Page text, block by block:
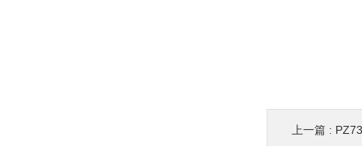
上一篇 :